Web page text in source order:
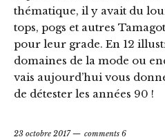
thématique, il y avait du
tops, pogs et autres
pour leur grade. En 12
domaines de la mode ou
vais aujourd’hui vous
de détester les années 90 !
23 octobre 2017
comments 6